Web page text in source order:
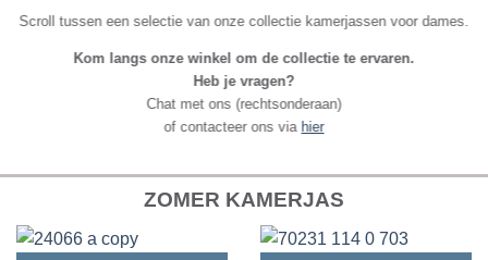
Scroll tussen een selectie van onze collectie kamerjassen voor dames.
Kom langs onze winkel om de collectie te ervaren.
Heb je vragen?
Chat met ons (rechtsonderaan)
of contacteer ons via hier
ZOMER KAMERJAS